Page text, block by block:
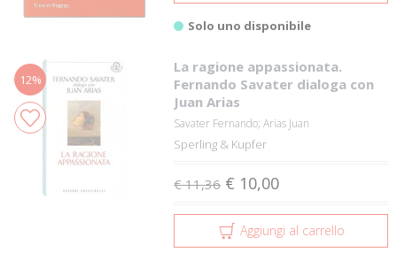
Solo uno disponibile
12%
La ragione appassionata.
Fernando Savater dialoga con
Juan Arias
Savater Fernando; Arias Juan
Sperling & Kupfer
€ 11,36 € 10,00
Aggiungi al carrello